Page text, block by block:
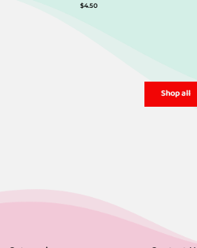
$4.50
Shop all